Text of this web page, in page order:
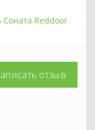
Reddoor
отзыв